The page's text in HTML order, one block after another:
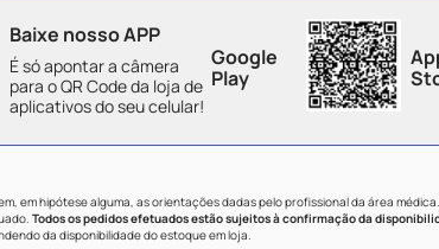
Baixe nosso APP
É só apontar a câmera
para o QR Code da loja de
aplicativos do seu celular!
Google
Play
em hipótese alguma, as orientações dadas pelo profissional da área
Todos os pedidos efetuados estão sujeitos à confirmação da
da disponibilidade do estoque em loja.